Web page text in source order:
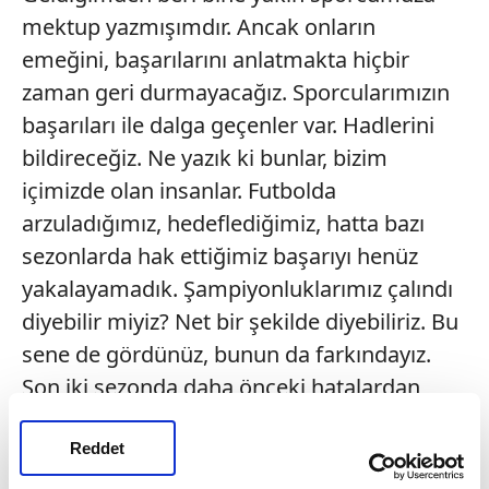
Reddet
mektup yazmışımdır. Ancak onların
emeğini, başarılarını anlatmakta hiçbir
zaman geri durmayacağız. Sporcularımızın
başarıları ile dalga geçenler var. Hadlerini
bildireceğiz. Ne yazık ki bunlar, bizim
içimizde olan insanlar. Futbolda
arzuladığımız, hedeflediğimiz, hatta bazı
sezonlarda hak ettiğimiz başarıyı henüz
yakalayamadık. Şampiyonluklarımız çalındı
diyebilir miyiz? Net bir şekilde diyebiliriz. Bu
sene de gördünüz, bunun da farkındayız.
Son iki sezonda daha önceki hatalardan
arınmış, eski kararlardan ders almış,
tecrübe kazanmış, finansal olarak